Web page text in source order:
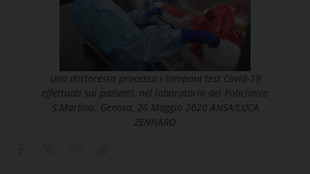
Una dottoressa processa i tamponi test Covid-19
effettuati sui pazienti, nel laboratorio del Policlinico
S.Martino. Genova, 26 Maggio 2020 ANSA/LUCA
ZENNARO